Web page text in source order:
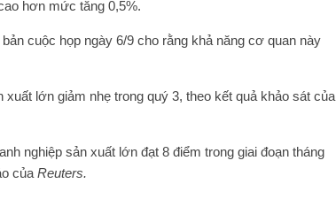
hơn mức tăng 0,5%.
cuộc họp ngày 6/9 cho rằng khả năng cơ quan này
lớn giảm nhẹ trong quý 3, theo kết quả khảo sát của
nghiệp sản xuất lớn đạt 8 điểm trong giai đoạn tháng
của Reuters.